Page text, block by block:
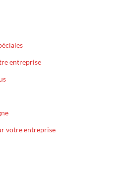
entreprise
votre entreprise